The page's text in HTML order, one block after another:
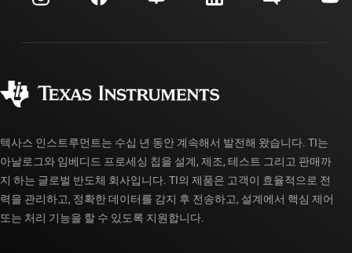
투자 관계
제조
myTI 계정 FAQ
주문 FAQ
텍사스 인스트루먼트는 수십 년 동안 계속해서 발전해 왔습니다. TI는
아날로그와 임베디드 프로세싱 칩을 설계, 제조, 테스트 그리고 판매까
지 하는 글로벌 반도체 회사입니다. TI의 제품은 고객이 효율적으로 전
력을 관리하고, 정확한 데이터를 감지 후 전송하고, 설계에서 핵심 제어
또는 처리 기능을 할 수 있도록 지원합니다.